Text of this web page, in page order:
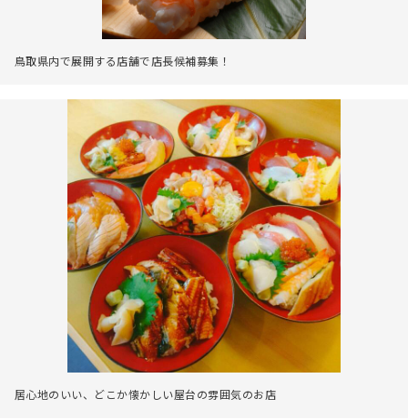
鳥取県内で展開する店舗で店長候補募集！
居心地のいい、どこか懐かしい屋台の雰囲気のお店